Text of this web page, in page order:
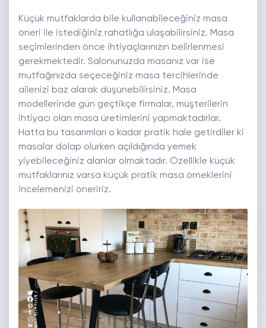
Küçük mutfaklarda bile kullanabileceğiniz masa
öneri ile istediğiniz rahatlığa ulaşabilirsiniz. Masa
seçimlerinden önce ihtiyaçlarınızın belirlenmesi
gerekmektedir. Salonunuzda masanız var ise
mutfağınızda seçeceğiniz masa tercihlerinde
ailenizi baz alarak düşünebilirsiniz. Masa
modellerinde gün geçtikçe firmalar, müşterilerin
ihtiyacı olan masa üretimlerini yapmaktadırlar.
Hatta bu tasarımları o kadar pratik hale getirdiler ki
masalar dolap olurken açıldığında yemek
yiyebileceğiniz alanlar olmaktadır. Özellikle küçük
mutfaklarınız varsa küçük pratik masa örneklerini
incelemenizi öneririz.